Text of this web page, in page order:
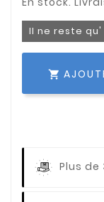
Il ne reste qu'

Plus